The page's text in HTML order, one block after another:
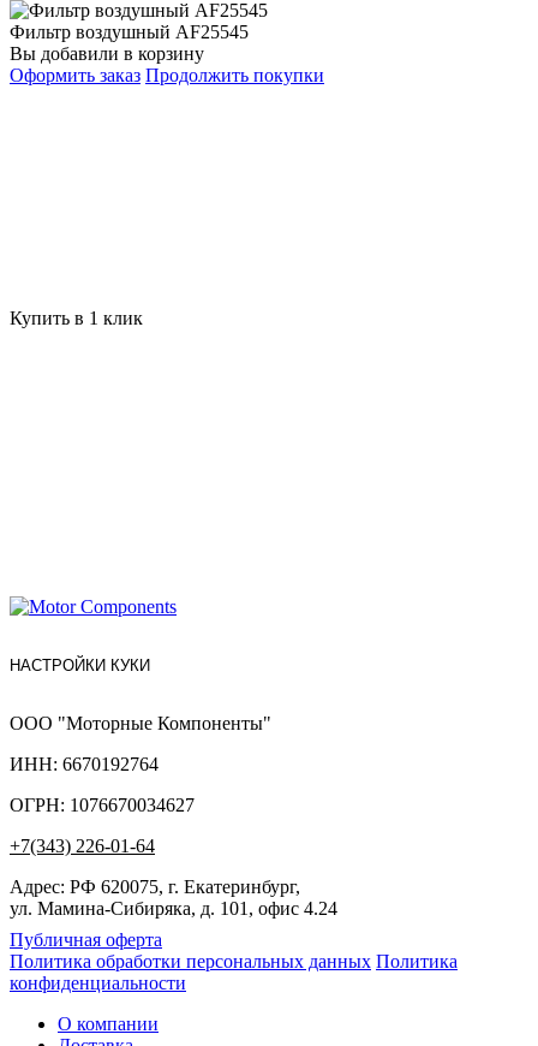
Фильтр воздушный AF25545
Вы добавили в корзину
Оформить заказ Продолжить покупки
Купить в 1 клик
НАСТРОЙКИ КУКИ
ООО "Моторные Компоненты"
ИНН: 6670192764
ОГРН: 1076670034627
+7(343) 226-01-64
Адрес: РФ 620075, г. Екатеринбург,
ул. Мамина-Сибиряка, д. 101, офис 4.24
Публичная оферта
Политика обработки персональных данных Политика
конфиденциальности
О компании